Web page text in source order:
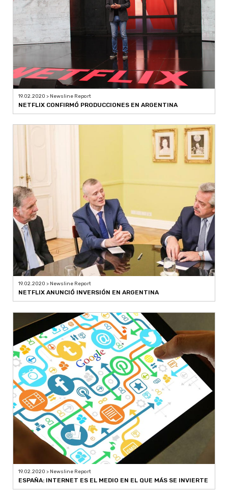
19.02.2020 > Newsline Report
NETFLIX CONFIRMÓ PRODUCCIONES EN ARGENTINA
19.02.2020 > Newsline Report
NETFLIX ANUNCIÓ INVERSIÓN EN ARGENTINA
19.02.2020 > Newsline Report
ESPAÑA: INTERNET ES EL MEDIO EN EL QUE MÁS SE INVIERTE